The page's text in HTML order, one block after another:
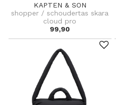
KAPTEN & SON
shopper / schoudertas skara
cloud pro
99,90